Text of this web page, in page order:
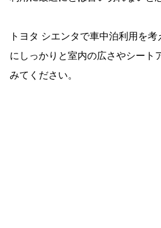
トヨタ シエンタで車中泊利用を
にしっかりと室内の広さやシート
みてください。